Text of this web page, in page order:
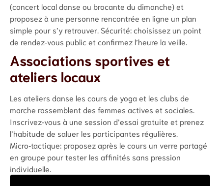
(concert local danse ou brocante du dimanche) et
proposez à une personne rencontrée en ligne un plan
simple pour s’y retrouver. Sécurité: choisissez un point
de rendez‑vous public et confirmez l’heure la veille.
Associations sportives et
ateliers locaux
Les ateliers danse les cours de yoga et les clubs de
marche rassemblent des femmes actives et sociales.
Inscrivez‑vous à une session d’essai gratuite et prenez
l’habitude de saluer les participantes régulières.
Micro‑tactique: proposez après le cours un verre partagé
en groupe pour tester les affinités sans pression
individuelle.